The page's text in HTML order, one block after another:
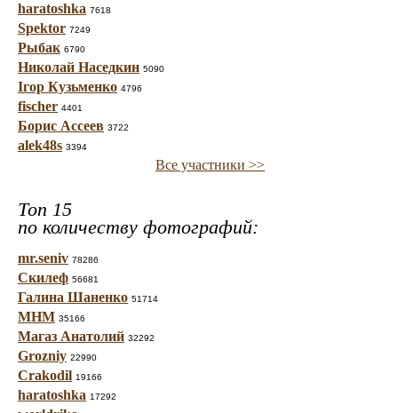
haratoshka 7618
Spektor 7249
Рыбак 6790
Николай Наседкин 5090
Ігор Кузьменко 4796
fischer 4401
Борис Ассеев 3722
alek48s 3394
Все участники >>
Топ 15
по количеству фотографий:
mr.seniv 78286
Скилеф 56681
Галина Шаненко 51714
МНМ 35166
Магаз Анатолий 32292
Grozniy 22990
Crakodil 19166
haratoshka 17292